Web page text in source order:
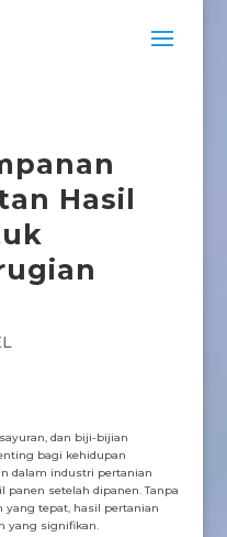
Hasil
dan biji-bijian
bagi kehidupan
dalam industri pertanian
setelah dipanen. Tanpa
yang tepat, hasil pertanian
yang signifikan.